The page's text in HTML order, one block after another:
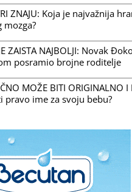
ZNAJU: Koja je najvažnija
mozga?
ZAISTA NAJBOLJI: Novak
posramio brojne roditelje
MOŽE BITI ORIGINALNO I
pravo ime za svoju bebu?